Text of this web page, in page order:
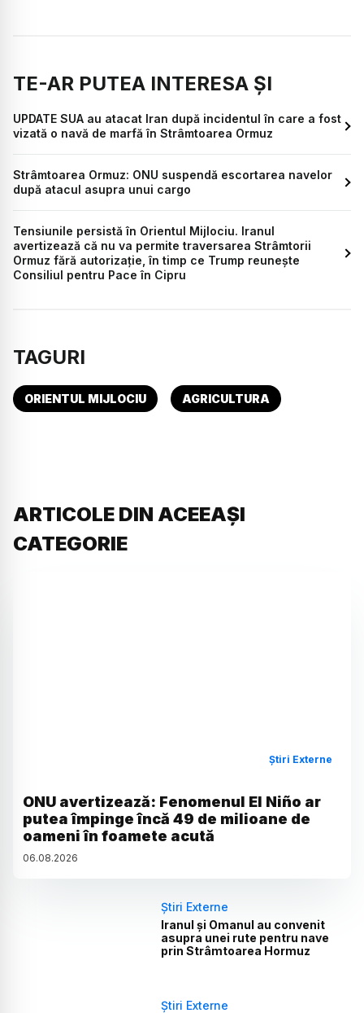
TE-AR PUTEA INTERESA ȘI
UPDATE SUA au atacat Iran după incidentul în care a fost
vizată o navă de marfă în Strâmtoarea Ormuz
Strâmtoarea Ormuz: ONU suspendă escortarea navelor
după atacul asupra unui cargo
Tensiunile persistă în Orientul Mijlociu. Iranul
avertizează că nu va permite traversarea Strâmtorii
Ormuz fără autorizație, în timp ce Trump reunește
Consiliul pentru Pace în Cipru
TAGURI
ORIENTUL MIJLOCIU AGRICULTURA
ARTICOLE DIN ACEEAȘI
CATEGORIE
Știri Externe
ONU avertizează: Fenomenul El Niño ar
putea împinge încă 49 de milioane de
oameni în foamete acută
06.08.2026
Știri Externe
Iranul și Omanul au convenit
asupra unei rute pentru nave
prin Strâmtoarea Hormuz
Știri Externe